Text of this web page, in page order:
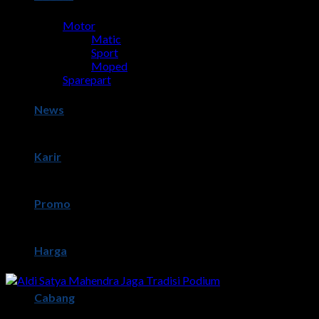
Motor
Matic
Sport
Moped
Sparepart
News
Karir
Promo
Harga
Cabang